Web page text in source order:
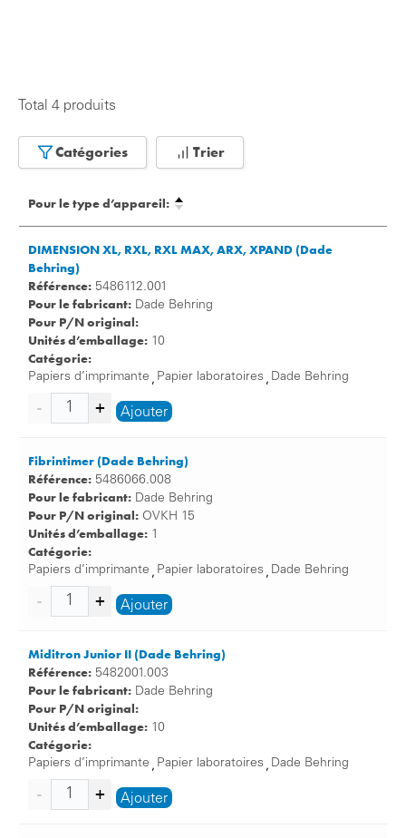
Total 4 produits
Catégories Trier
Pour le type d’appareil:
DIMENSION XL, RXL, RXL MAX, ARX, XPAND (Dade
Behring)
Référence: 5486112.001
Pour le fabricant: Dade Behring
Pour P/N original:
Unités d’emballage: 10
Catégorie:
Papiers d’imprimante , Papier laboratoires , Dade Behring
Ajouter
Fibrintimer (Dade Behring)
Référence: 5486066.008
Pour le fabricant: Dade Behring
Pour P/N original: OVKH 15
Unités d’emballage: 1
Catégorie:
Papiers d’imprimante , Papier laboratoires , Dade Behring
Ajouter
Miditron Junior II (Dade Behring)
Référence: 5482001.003
Pour le fabricant: Dade Behring
Pour P/N original:
Unités d’emballage: 10
Catégorie:
Papiers d’imprimante , Papier laboratoires , Dade Behring
Ajouter